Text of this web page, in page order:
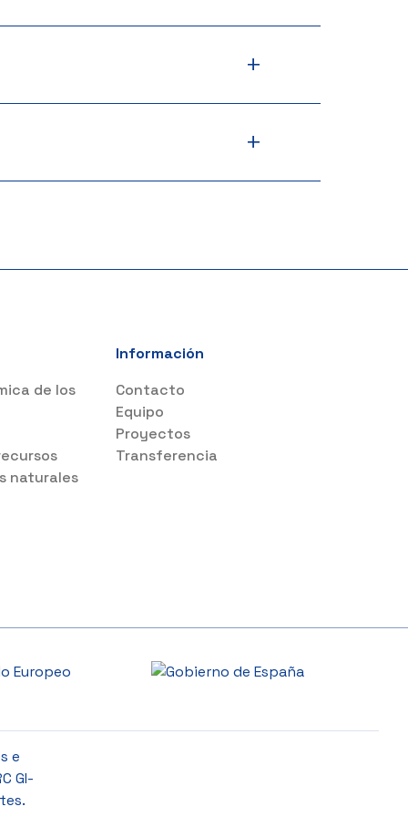
+
+
de los
naturales
Información
Contacto
Equipo
Proyectos
Transferencia